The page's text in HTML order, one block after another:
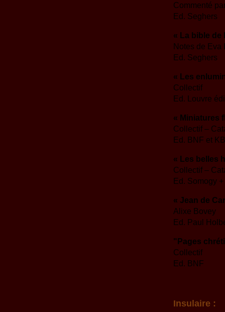
Commenté
Ed. Seghers
« La bible de
Notes de Eva
Ed. Seghers
« Les
Collectif
Ed. Louvre
« Miniatures
Collectif –
Ed. BNF et
« Les belles
Collectif –
Ed. Somogy
« Jean de
Alixe Bovey
Ed. Paul
"Pages
Collectif
Ed. BNF
Insulaire :